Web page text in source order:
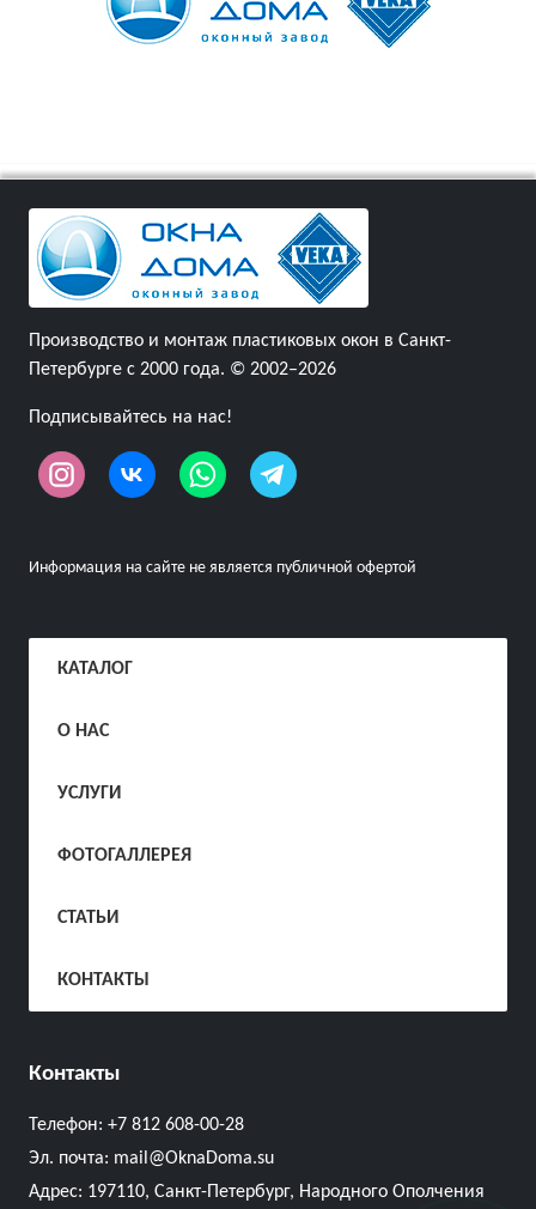
Производство и монтаж пластиковых окон в Санкт-
Петербурге с 2000 года. © 2002–2026
Подписывайтесь на нас!
Информация на сайте не является публичной офертой
КАТАЛОГ
О НАС
УСЛУГИ
ФОТОГАЛЛЕРЕЯ
СТАТЬИ
КОНТАКТЫ
Контакты
Телефон: +7 812 608-00-28
Эл. почта: mail@OknaDoma.su
Адрес: 197110, Санкт-Петербург, Народного Ополчения